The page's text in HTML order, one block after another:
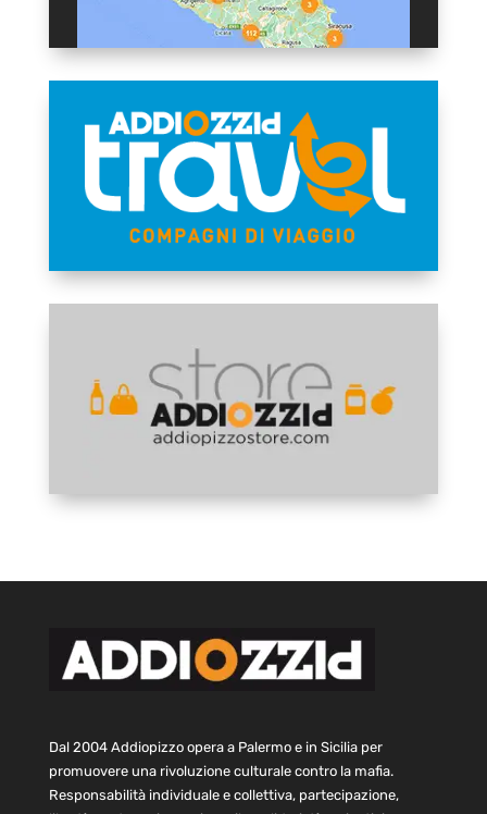
Dal 2004 Addiopizzo opera a Palermo e in Sicilia per
promuovere una rivoluzione culturale contro la mafia.
Responsabilità individuale e collettiva, partecipazione,